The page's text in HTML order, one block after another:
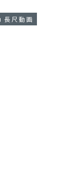
長尺動画